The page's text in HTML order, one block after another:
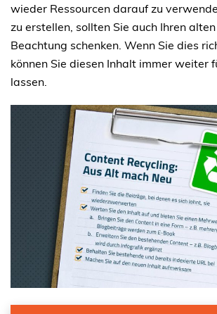
wieder Ressourcen darauf zu
zu erstellen, sollten Sie auch Ihren
Beachtung schenken. Wenn Sie dies
können Sie diesen Inhalt immer weiter
lassen.